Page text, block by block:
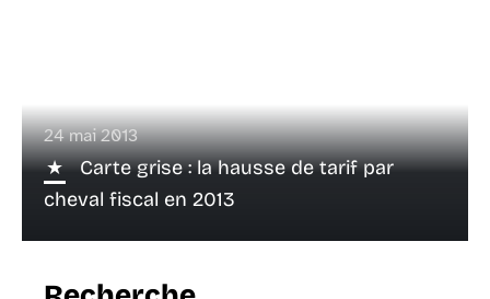
24 mai 2013
Carte grise : la hausse de tarif par
cheval fiscal en 2013